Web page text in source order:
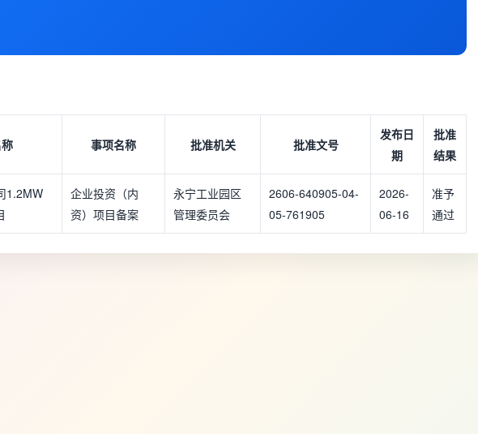
事项名称 批准机关 批准文号
发布日
期
批准
结果
1.2MW
企业投资（内
资）项目备案
永宁工业园区
管理委员会
2606-640905-04-
05-761905
2026-
06-16
准予
通过